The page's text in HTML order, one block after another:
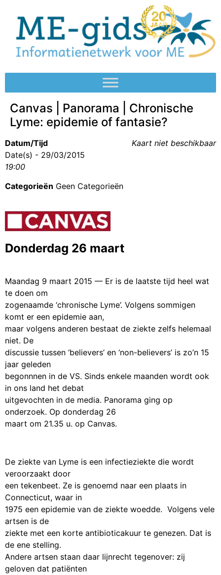
Canvas | Panorama | Chronische
Lyme: epidemie of fantasie?
Kaart niet beschikbaar
Datum/Tijd
Date(s) - 29/03/2015
19:00
Categorieën Geen Categorieën
Donderdag 26 maart
Maandag 9 maart 2015 — Er is de laatste tijd heel wat
te doen om
zogenaamde ‘chronische Lyme’. Volgens sommigen
komt er een epidemie aan,
maar volgens anderen bestaat de ziekte zelfs helemaal
niet. De
discussie tussen ‘believers’ en ‘non-believers’ is zo’n 15
jaar geleden
begonnnen in de VS. Sinds enkele maanden wordt ook
in ons land het debat
uitgevochten in de media. Panorama ging op
onderzoek. Op donderdag 26
maart om 21.35 u. op Canvas.
De ziekte van Lyme is een infectieziekte die wordt
veroorzaakt door
een tekenbeet. Ze is genoemd naar een plaats in
Connecticut, waar in
1975 een epidemie van de ziekte woedde. Volgens vele
artsen is de
ziekte met een korte antibioticakuur te genezen. Dat is
de ene stelling.
Andere artsen staan daar lijnrecht tegenover: zij
geloven dat patiënten